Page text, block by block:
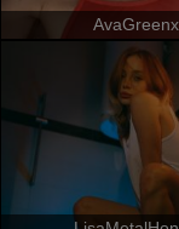
AvaGreenx